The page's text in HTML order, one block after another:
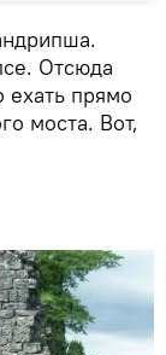
Отсюда
ехать прямо
моста. Вот,